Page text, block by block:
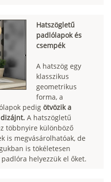
Hatszögletű
padlólapok és
csempék
A hatszög egy
klasszikus
geometrikus
forma, a
pedig ötvözik a
A hatszögletű
többnyire különböző
is megvásárolhatóak, de
is tökéletesen
helyezzük el őket.